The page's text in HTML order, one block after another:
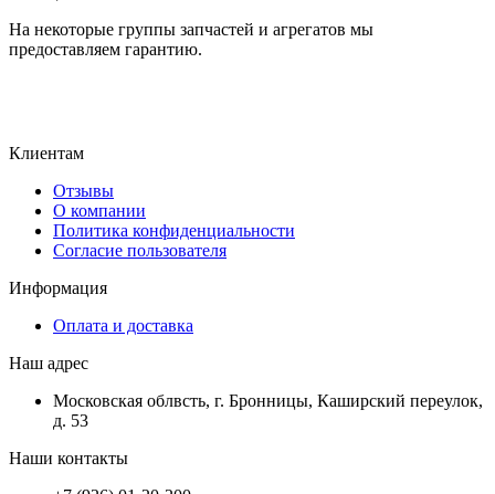
На некоторые группы запчастей и агрегатов мы
предоставляем гарантию.
Клиентам
Отзывы
О компании
Политика конфиденциальности
Согласие пользователя
Информация
Оплата и доставка
Наш адрес
Московская облвсть, г. Бронницы, Каширский переулок,
д. 53
Наши контакты